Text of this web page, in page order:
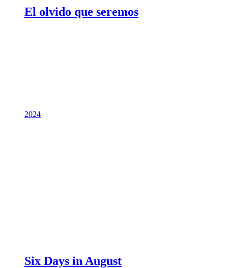
El olvido que seremos
2024
Six Days in August